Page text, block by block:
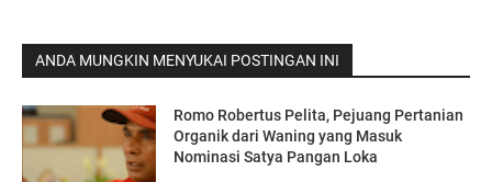
ANDA MUNGKIN MENYUKAI POSTINGAN INI
Romo Robertus Pelita, Pejuang Pertanian
Organik dari Waning yang Masuk
Nominasi Satya Pangan Loka